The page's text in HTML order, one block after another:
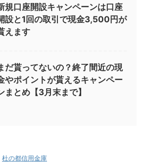
規口座開設キャンペーンは口座
設と1回の取引で現金3,500円が
えます
だ貰ってないの？終了間近の現
やポイントが貰えるキャンペー
まとめ【3月末まで】
杜の都信用金庫